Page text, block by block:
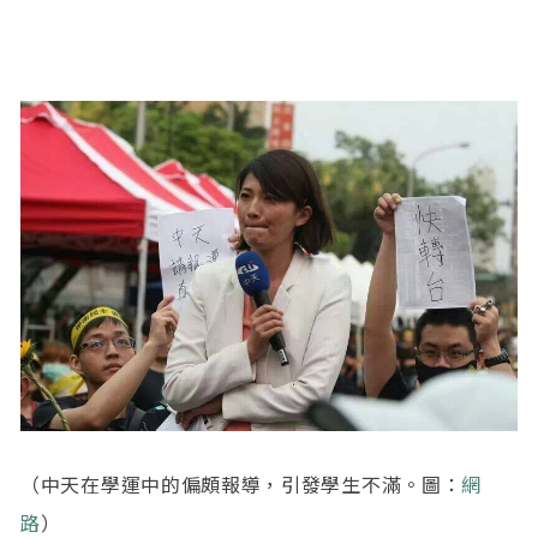
（中天在學運中的偏頗報導，引發學生不滿。圖：網
路）